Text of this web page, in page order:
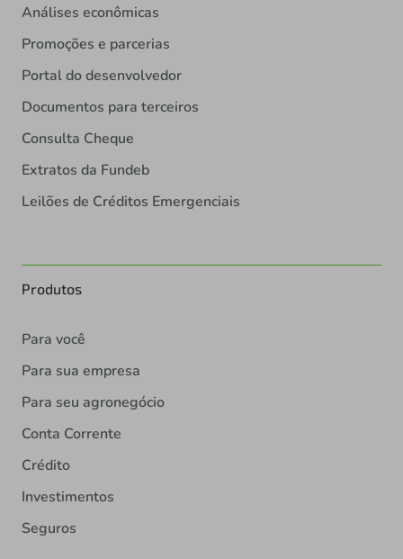
Análises econômicas
Promoções e parcerias
Portal do desenvolvedor
Documentos para terceiros
Consulta Cheque
Extratos da Fundeb
Leilões de Créditos Emergenciais
Produtos
Para você
Para sua empresa
Para seu agronegócio
Conta Corrente
Crédito
Investimentos
Seguros